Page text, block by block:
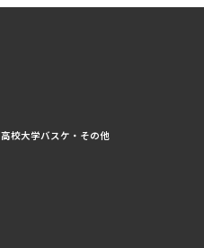
高校大学バスケ・その他